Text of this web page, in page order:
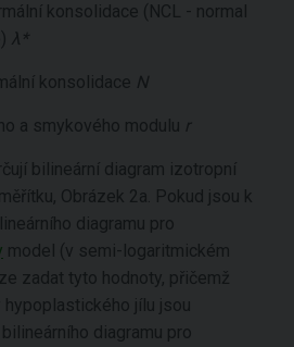
konsolidace (NCL - normal
λ*
konsolidace N
a smykového modulu r
bilineární diagram izotropní
Obrázek 2a. Pokud jsou k
diagramu pro
model (v semi-logaritmickém
zadat tyto hodnoty, přičemž
jílu jsou
diagramu pro